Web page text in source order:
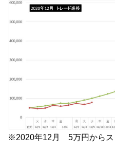
※2020年12月 5万円からス